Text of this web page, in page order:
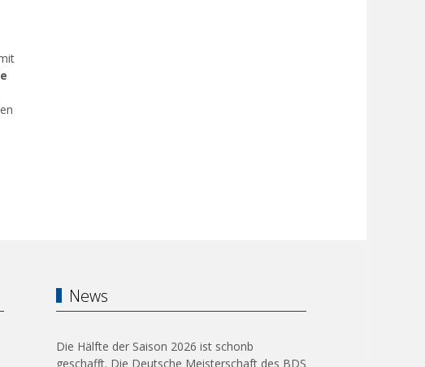
News
Die Hälfte der Saison 2026 ist schonb
geschafft. Die Deutsche Meisterschaft des BDS